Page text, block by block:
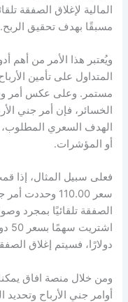
المالية لإغلاق الصفقة
مسبقًا بهدف تحقيق الربح.
ويُعتبر هذا الأمر من أهم
المتداول على تأمين
مستمر. وعلى عكس أمر
الخسائر، فإن أمر جني
الهدف السعري المطلوب،
أو المؤشرات.
الصفقة تلقائيًا بمجرد
دولارًا، فسيتم إغلاق
ومن خلال منصة افاق
أوامر جني الأرباح وتحديد